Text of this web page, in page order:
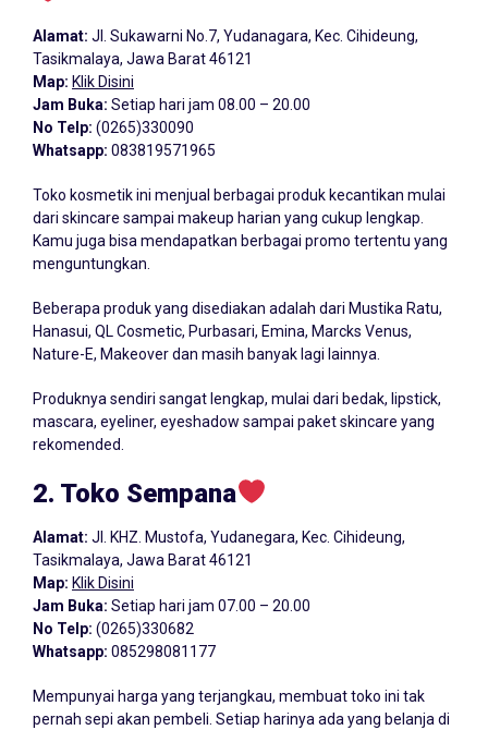
Alamat: Jl. Sukawarni No.7, Yudanagara, Kec. Cihideung,
Tasikmalaya, Jawa Barat 46121
Map: Klik Disini
Jam Buka: Setiap hari jam 08.00 – 20.00
No Telp: (0265)330090
Whatsapp: 083819571965
Toko kosmetik ini menjual berbagai produk kecantikan mulai
dari skincare sampai makeup harian yang cukup lengkap.
Kamu juga bisa mendapatkan berbagai promo tertentu yang
menguntungkan.
Beberapa produk yang disediakan adalah dari Mustika Ratu,
Hanasui, QL Cosmetic, Purbasari, Emina, Marcks Venus,
Nature-E, Makeover dan masih banyak lagi lainnya.
Produknya sendiri sangat lengkap, mulai dari bedak, lipstick,
mascara, eyeliner, eyeshadow sampai paket skincare yang
rekomended.
2. Toko Sempana
Alamat: Jl. KHZ. Mustofa, Yudanegara, Kec. Cihideung,
Tasikmalaya, Jawa Barat 46121
Map: Klik Disini
Jam Buka: Setiap hari jam 07.00 – 20.00
No Telp: (0265)330682
Whatsapp: 085298081177
Mempunyai harga yang terjangkau, membuat toko ini tak
pernah sepi akan pembeli. Setiap harinya ada yang belanja di